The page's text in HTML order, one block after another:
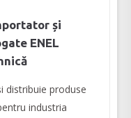
și
ENEL
distribuie produse
industria